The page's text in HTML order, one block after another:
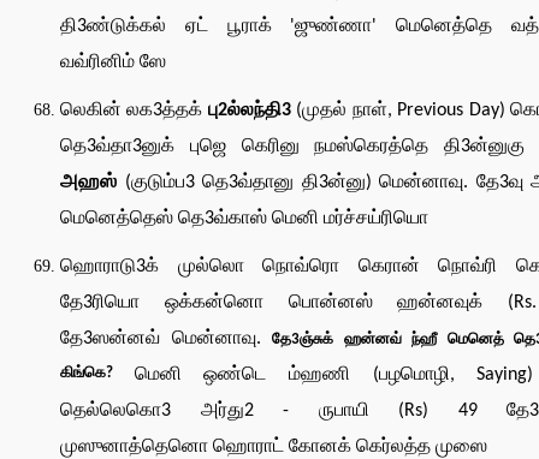
தி3ண்டுக்கல் ஏட் பூராக் 'ஜுண்ணா' மெனெத்தெ
வவ்ரினிம் ஸே
லெகின் லக3த்தக் பு2ல்லந்தி3(முதல் நாள், Previous Day)
தெ3வ்தா3னுக் புஜெ கெரினு நமஸ்கெரத்தெ தி3ன்னுகு
அஹஸ் (குடும்ப3 தெ3வ்தானு தி3ன்னு) மென்னாவு.
மெனெத்தெஸ் தெ3வ்காஸ் மெனி மர்ச்சய்ரியொ
ஹொராடு3க் முல்லொ நொவ்ரொ கெரான் நொவ்ரி
தே3ரியொ ஒக்கன்னொ பொன்னஸ் ஹன்னவுக்
தே3ஸன்னவ் மென்னாவு. தே3ஞ்சுக் ஹன்னவ் ந்ஹீ மெனெத்
கிங்கெ? மெனி ஒண்டெ ம்ஹணி (பழமொழி,
தெல்லெகொ3 அர்து2 - ருபாயி (Rs) 49
முஸுனாத்தெனொ ஹொராட் கோனக் கெர்லத்த முஸை